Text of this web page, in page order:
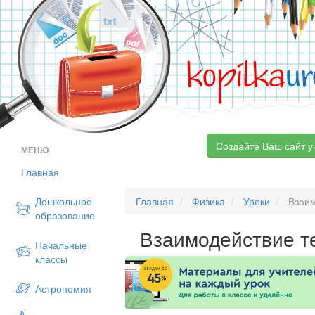
kopilka
МЕНЮ
Главная
Дошкольное
образование
Начальные
классы
Астрономия
Создайте Ваш сайт
Главная Физика Уроки
Взаимодействие